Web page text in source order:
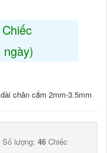
chân cắm 2mm-3.5mm
Số lượng: 46Chiếc